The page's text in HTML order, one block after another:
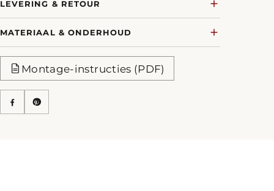
LEVERING & RETOUR
MATERIAAL & ONDERHOUD
Montage-instructies (PDF)